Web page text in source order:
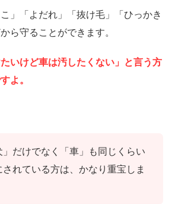
」「よだれ」「抜け毛」「ひっかき
ら守ることができます。
たいけど車は汚したくない」と言う方
よ。
」だけでなく「車」も同じくらい
されている方は、かなり重宝しま